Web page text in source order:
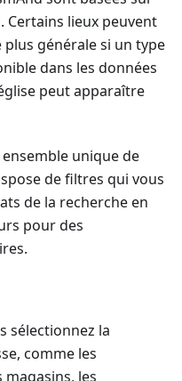
Certains lieux peuvent
générale si un type
dans les données
peut apparaître
unique de
de filtres qui vous
de la recherche en
pour des
sélectionnez la
comme les
les